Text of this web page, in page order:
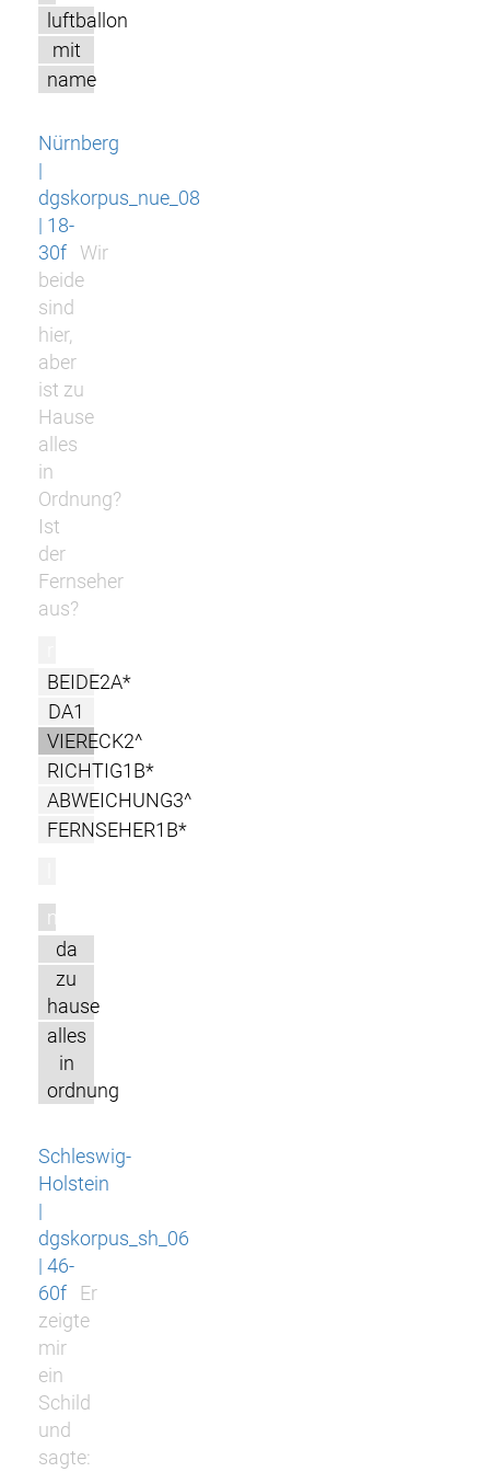
luftballon
mit
name
Nürnberg
|
dgskorpus_nue_08
| 18-
30f
Wir
beide
sind
hier,
aber
ist zu
Hause
alles
in
Ordnung?
Ist
der
Fernseher
aus?
BEIDE2A*
DA1
VIERECK2^
RICHTIG1B*
ABWEICHUNG3^
FERNSEHER1B*
m
da
zu
hause
alles
in
ordnung
Schleswig-
Holstein
|
dgskorpus_sh_06
| 46-
60f
Er
zeigte
mir
ein
Schild
und
sagte: